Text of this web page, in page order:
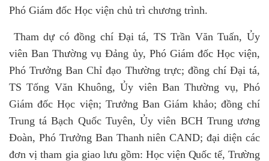
Phó Giám đốc Học viện chủ trì chương trình.
Thamdự có đồng chí Đại tá, TS Trần Văn Tuấn, Ủy
viên Ban Thường vụ Đảng ủy, Phó Giám đốc Học viện,
Phó Trưởng Ban Chỉ đạo Thường trực; đồng chí Đại tá,
TS Tống Văn Khuông, Ủy viên Ban Thường vụ, Phó
Giám đốc Học viện; Trưởng Ban Giám khảo; đồng chí
Trung tá Bạch Quốc Tuyên, Ủy viên BCH Trung ương
Đoàn, Phó Trưởng Ban Thanh niên CAND; đại diện các
đơn vị tham gia giao lưu gồm:Học viện Quốc tế, Trường